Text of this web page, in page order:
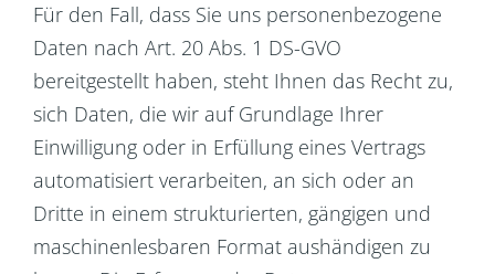
Für den Fall, dass Sie uns personenbezogene
Daten nach Art. 20 Abs. 1 DS-GVO
bereitgestellt haben, steht Ihnen das Recht zu,
sich Daten, die wir auf Grundlage Ihrer
Einwilligung oder in Erfüllung eines Vertrags
automatisiert verarbeiten, an sich oder an
Dritte in einem strukturierten, gängigen und
maschinenlesbaren Format aushändigen zu